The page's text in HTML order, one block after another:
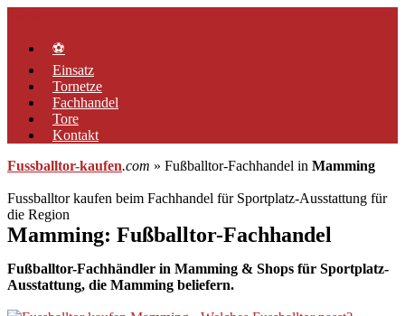
springen⚽
Einsatz
Tornetze
Fachhandel
Tore
Kontakt
Fussballtor-kaufen.com » Fußballtor-Fachhandel in Mamming
Fussballtor kaufen beim Fachhandel für Sportplatz-Ausstattung für
die Region
Mamming: Fußballtor-Fachhandel
Fußballtor-Fachhändler in Mamming & Shops für Sportplatz-
Ausstattung, die Mamming beliefern.